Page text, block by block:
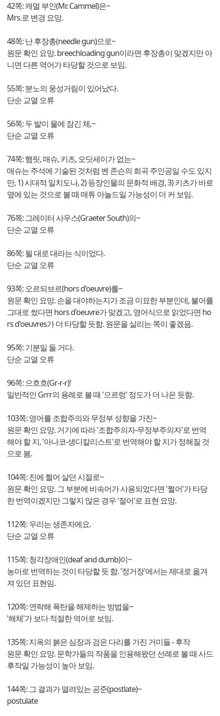
42쪽: 캐멀 부인(Mr. Cammel)은~
Mrs.로 변경 요망.
48쪽: 난 후장총(needle gun)으로~
원문 확인 요망. breechloading gun이라면 후장총이 맞겠지만 아
니면 다른 역어가 타당할 것으로 보임.
55쪽: 분노의 웅성거림이 있어났다.
단순 교열 오류
56쪽: 두 발이 물에 잠긴 체,~
단순 교열 오류
74쪽: 햄릿, 매슈, 키츠, 오딧세이가 없는~
매슈는 주석에 기술된 것처럼 벤 존슨의 희곡 주인공일 수도 있지
만, 1) 시대적 일치도나, 2) 등장인물의 문화적 배경, 3) 키츠가 바로
옆에 있는 것으로 볼 때 매튜 아놀드일 가능성이 더 커 보임.
76쪽: 그레이터 사우스(Graeter South)의~
단순 교열 오류
86쪽: 될 대로 대라는 식이었다.
단순 교열 오류
93쪽: 오르되브르(hors d'oeuvre)를~
원문 확인 요망. 손을 대야하는지가 조금 미묘한 부분인데, 불어를
그대로 썼다면 hors d'oeuvre가 맞겠고, 영어식으로 읽었다면 ho
rs d'oeuvres가 더 타당할 듯함. 원문을 살리는 쪽이 좋겠음.
95쪽: 기분일 들 거다.
단순 교열 오류
96쪽: 으흐흐(Gr-r-r)!
일반적인 Grrr의 용례로 볼 때 '으르렁' 정도가 더 나은 듯함.
103쪽: 영어를 조합주의와 무정부 성향을 가진~
원문 확인 요망. 거기에 따라 '조합주의자-무정부주의자'로 번역
해야 할 지, '아나코-생디칼리스트'로 번역해야 할 지가 정해질 것
으로 봄.
104쪽: 진에 쩔어 살던 시절로~
원문 확인 요망. 그 부분에 비속어가 사용되었다면 '쩔어'가 타당
한 번역이겠지만 그렇지 않은 경우 '절어'로 표현 요망.
112쪽: 우리는 생존자에요.
단순 교열 오류
115쪽: 청각장애인(deaf and dumb)이~
농아로 번역하는 것이 타당할 듯 함. '정거장'에서는 제대로 옮겨
져 있던 표현임.
120쪽: 연락해 폭탄을 해제하는 방법을~
'해체'가 보다 적절한 역어로 보임.
135쪽: 지옥의 붉은 심장과 검은 다리를 가진 거미들 - 후작
원문 확인 요망. 문학가들의 작품을 인용해왔던 선례로 볼 때 사드
후작일 가능성이 높아 보임.
144쪽: 그 결과가 열려있는 공준(postlate)~
postulate